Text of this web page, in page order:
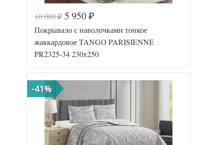
Код товара
572-705
Артикул
TT86093
Ткань
Жаккард
Размер пледа/
покрывала
230х250
Размер
наволочек
45х45
(2шт)
Производитель
10 080₽ 5 950 ₽
Покрывало с наволочками тонкое
жаккардовое TANGO PARISIENNE
PR2325-34 230х250
-41%